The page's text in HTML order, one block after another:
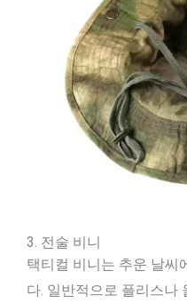
3. 전술 비니
택티컬 비니는 추운 날씨
다. 일반적으로 플리스나